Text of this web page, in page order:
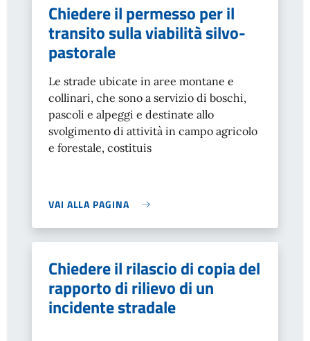
Chiedere il permesso per il
transito sulla viabilità silvo-
pastorale
Le strade ubicate in aree montane e
collinari, che sono a servizio di boschi,
pascoli e alpeggi e destinate allo
svolgimento di attività in campo agricolo
e forestale, costituis
VAI ALLA PAGINA
Chiedere il rilascio di copia del
rapporto di rilievo di un
incidente stradale